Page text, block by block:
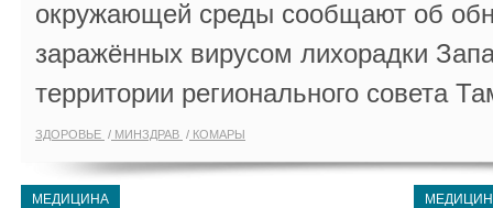
окружающей среды сообщают об
заражённых вирусом лихорадки
территории регионального совета
ЗДОРОВЬЕ МИНЗДРАВ КОМАРЫ
МЕДИЦИНА